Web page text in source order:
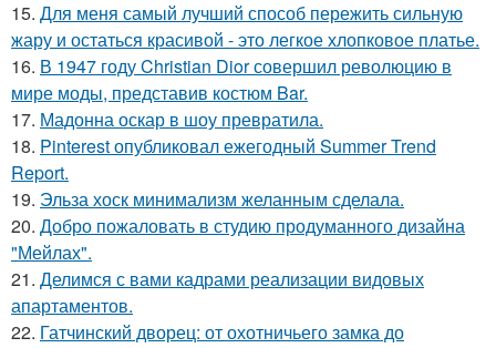
15. Для меня самый лучший способ пережить сильную
жару и остаться красивой - это легкое хлопковое платье.
16. В 1947 году Christian Dior совершил революцию в
мире моды, представив костюм Bar.
17. Мадонна оскар в шоу превратила.
18. Pinterest опубликовал ежегодный Summer Trend
Report.
19. Эльза хоск минимализм желанным сделала.
20. Добро пожаловать в студию продуманного дизайна
"Мейлах".
21. Делимся с вами кадрами реализации видовых
апартаментов.
22. Гатчинский дворец: от охотничьего замка до